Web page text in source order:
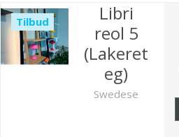
Tilbud
Libri
reol 5
(Lakeret
eg)
Swedese